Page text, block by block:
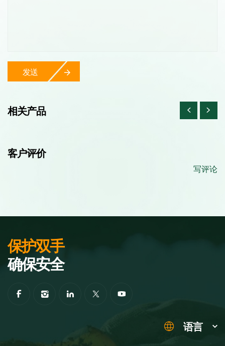
发送
相关产品
客户评价
写评论
保护双手
确保安全
语言